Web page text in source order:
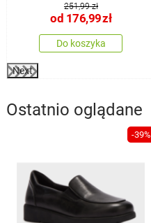
251,99 zł
od 176,99zł
Do koszyka
Next
Ostatnio oglądane
-39%